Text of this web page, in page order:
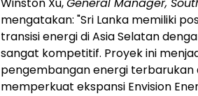
Winston Xu,General Manager,
mengatakan: "Sri Lanka memiliki
transisi energi di Asia Selatan
sangat kompetitif. Proyek ini
pengembangan energi terbarukan
memperkuat ekspansi Envision